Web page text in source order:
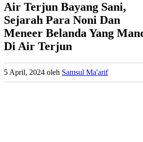
Air Terjun Bayang Sani,
Sejarah Para Noni Dan
Meneer Belanda Yang
Di Air Terjun
5 April, 2024 oleh Samsul Ma'arif